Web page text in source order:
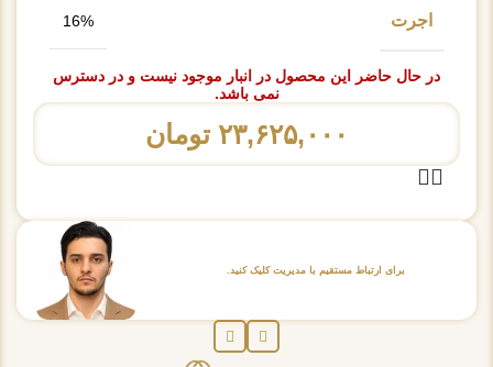
اجرت 16%
در حال حاضر این محصول در انبار موجود نیست و در دسترس
نمی باشد.
۲۳,۶۲۵,۰۰۰ تومان
برای ارتباط مستقیم با مدیریت کلیک کنید.